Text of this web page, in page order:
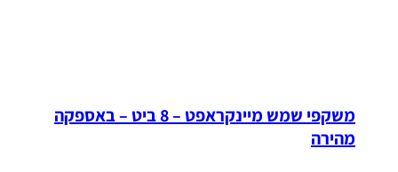
משקפי שמש מיינקראפט – 8 ביט – באספקה
מהירה